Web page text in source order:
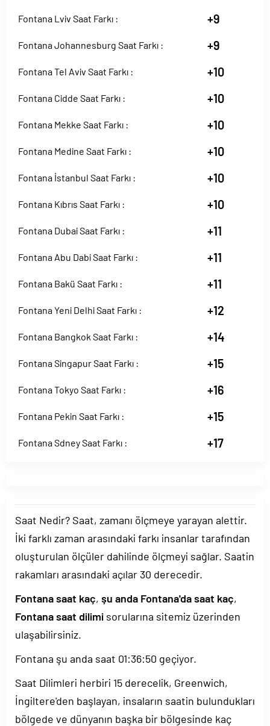
Fontana Lviv Saat Farkı : +9
Fontana Johannesburg Saat Farkı : +9
Fontana Tel Aviv Saat Farkı : +10
Fontana Cidde Saat Farkı : +10
Fontana Mekke Saat Farkı : +10
Fontana Medine Saat Farkı : +10
Fontana İstanbul Saat Farkı : +10
Fontana Kıbrıs Saat Farkı : +10
Fontana Dubai Saat Farkı : +11
Fontana Abu Dabi Saat Farkı : +11
Fontana Bakü Saat Farkı : +11
Fontana Yeni Delhi Saat Farkı : +12
Fontana Bangkok Saat Farkı : +14
Fontana Singapur Saat Farkı : +15
Fontana Tokyo Saat Farkı : +16
Fontana Pekin Saat Farkı : +15
Fontana Sdney Saat Farkı : +17
Saat Nedir? Saat, zamanı ölçmeye yarayan alettir.
İki farklı zaman arasındaki farkı insanlar tarafından
oluşturulan ölçüler dahilinde ölçmeyi sağlar. Saatin
rakamları arasındaki açılar 30 derecedir.
Fontana saat kaç, şu anda Fontana'da saat kaç,
Fontana saat dilimi sorularına sitemiz üzerinden
ulaşabilirsiniz.
Fontana şu anda saat 01:36:51geçiyor.
Saat Dilimleri herbiri 15 derecelik, Greenwich,
İngiltere'den başlayan, insaların saatin bulundukları
bölgede ve dünyanın başka bir bölgesinde kaç